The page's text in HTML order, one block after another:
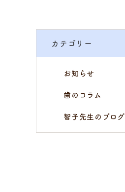
カテゴリー
お知らせ
歯のコラム
智子先生のブログ